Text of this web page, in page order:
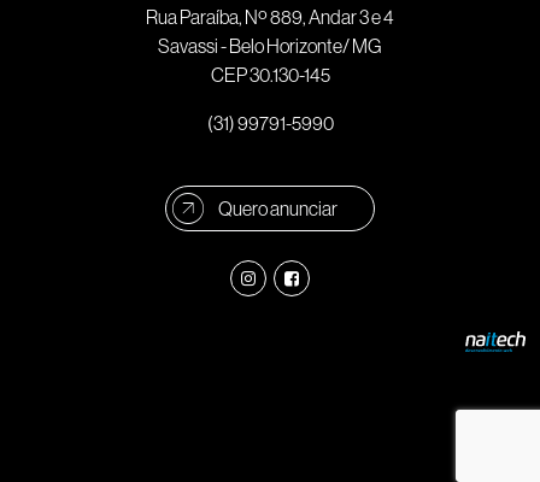
Rua Paraíba, Nº 889, Andar 3 e 4
Savassi - Belo Horizonte/ MG
CEP 30.130-145
(31) 99791-5990
Quero anunciar